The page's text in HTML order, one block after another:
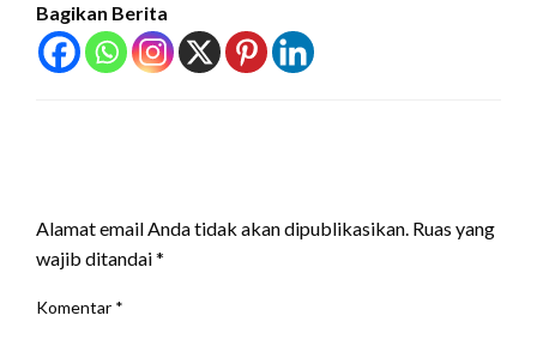
Bagikan Berita
Alamat email Anda tidak akan dipublikasikan. Ruas yang
wajib ditandai*
Komentar *